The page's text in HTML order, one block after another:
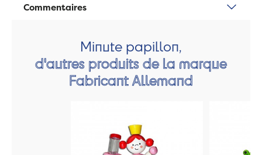
Commentaires
Minute papillon,
d'autres produits de la marque
Fabricant Allemand